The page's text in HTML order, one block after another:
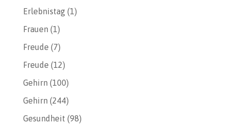
Erlebnistag(1)
Frauen (1)
Freude (7)
Freude (12)
Gehirn (100)
Gehirn (244)
Gesundheit (98)